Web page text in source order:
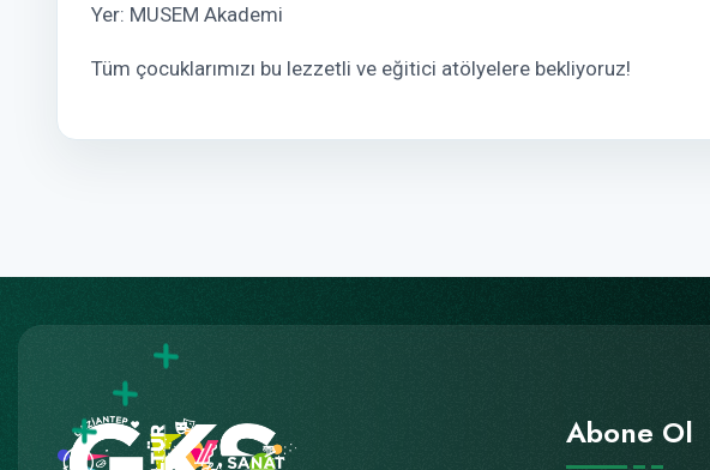
Yer: MUSEM Akademi
Tüm çocuklarımızı bu lezzetli ve eğitici atölyelere bekliyoruz!
Abone Ol